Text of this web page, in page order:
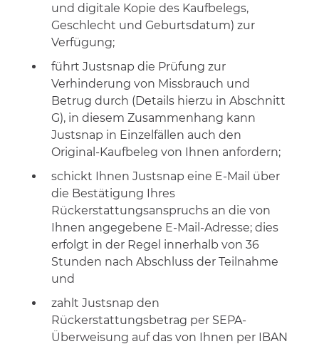
und digitale Kopie des Kaufbelegs,
Geschlecht und Geburtsdatum) zur
Verfügung;
führt Justsnap die Prüfung zur
Verhinderung von Missbrauch und
Betrug durch (Details hierzu in Abschnitt
G), in diesem Zusammenhang kann
Justsnap in Einzelfällen auch den
Original-Kaufbeleg von Ihnen anfordern;
schickt Ihnen Justsnap eine E-Mail über
die Bestätigung Ihres
Rückerstattungsanspruchs an die von
Ihnen angegebene E-Mail-Adresse; dies
erfolgt in der Regel innerhalb von 36
Stunden nach Abschluss der Teilnahme
und
zahlt Justsnap den
Rückerstattungsbetrag per SEPA-
Überweisung auf das von Ihnen per IBAN